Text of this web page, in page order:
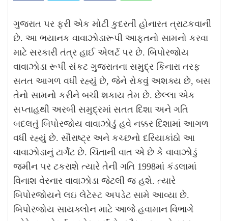
ગુજરાત પર ફરી એક મોટી કુદરતી હોનારત ત્રાટકવાની
છે. આ ભયાનક વાવાઝોડારૂપી આફતનો સામનો કરવા
માટે સરકારી તંત્ર હાઈ એલર્ટ પર છે. બિપોરજોય
વાવાઝોડા રૂપી સંકટ ગુજરાતના સમુદ્ર કિનારા તરફ
સતત આગળ વધી રહ્યું છે, જેને રોકવું અશક્ય છે, બસ
તેનો સામનો કરીને બચી શકાય તેમ છે. છેલ્લા એક
સપ્તાહથી અરબી સમુદ્રમાં સતત દિશા અને ગતિ
બદલતું બિપોરજોય વાવાઝોડું હવે નક્કર દિશામાં આગળ
વધી રહ્યું છે. સૌરાષ્ટ્ર અને કચ્છનો દરિયાકાંઠો આ
વાવાઝોડાનું ટાર્ગેટ છે. ચિંતાની વાત એ છે કે વાવાઝોડું
જમીન પર ટકરાશે ત્યારે તેની ગતિ 1998માં કંડલામાં
વિનાશ વેરનાર વાવાઝોડા જેટલી જ હશે. ત્યારે
બિપોરજોયને લઇ લેટેસ્ટ અપડેટ સામે આવ્યા છે.
બિપોરજોય સાયક્લોન માટે આજે હવામાન વિભાગે